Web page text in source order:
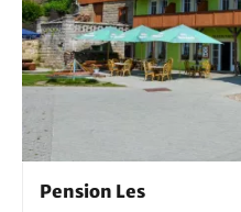
Pension Les